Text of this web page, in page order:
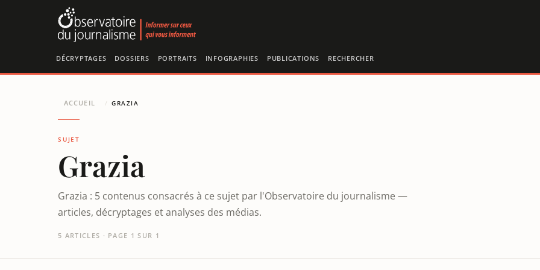
DÉCRYPTAGES DOSSIERS PORTRAITS INFOGRAPHIES PUBLICATIONS RECHERCHER
ACCUEIL / GRAZIA
SUJET
Grazia
Grazia : 5 contenus consacrés à ce sujet par l'Observatoire du journalisme —
articles, décryptages et analyses des médias.
5 ARTICLES · PAGE 1 SUR 1
Panneau de gestion des cookies